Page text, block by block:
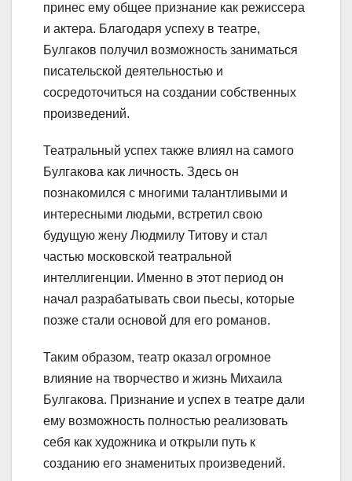
принес ему общее признание как режиссера
и актера. Благодаря успеху в театре,
Булгаков получил возможность заниматься
писательской деятельностью и
сосредоточиться на создании собственных
произведений.
Театральный успех также влиял на самого
Булгакова как личность. Здесь он
познакомился с многими талантливыми и
интересными людьми, встретил свою
будущую жену Людмилу Титову и стал
частью московской театральной
интеллигенции. Именно в этот период он
начал разрабатывать свои пьесы, которые
позже стали основой для его романов.
Таким образом, театр оказал огромное
влияние на творчество и жизнь Михаила
Булгакова. Признание и успех в театре дали
ему возможность полностью реализовать
себя как художника и открыли путь к
созданию его знаменитых произведений.